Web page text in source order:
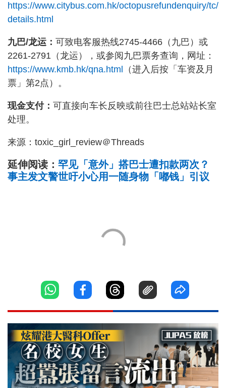
https://www.citybus.com.hk/octopusrefundenquiry/tc/
details.html
九巴/龙运： 可致电客服热线2745-4466（九巴）或
2261-2791（龙运），或参阅九巴票务查询，网址：
https://www.kmb.hk/qna.html
（进入后按「车资及月
票」第2点）。
现金支付： 可直接向车长反映或前往巴士总站站长室
处理。
来源：toxic_girl_review＠Threads
延伸阅读： 罕见「意外」搭巴士遭扣款两次？
事主发文警世吁小心用一随身物「嘟钱」引议